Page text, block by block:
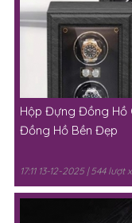
Hộp Đựng Đồng Hồ
Đồng Hồ Bền Đẹp
17:11 13-12-2025 | 544 lượt